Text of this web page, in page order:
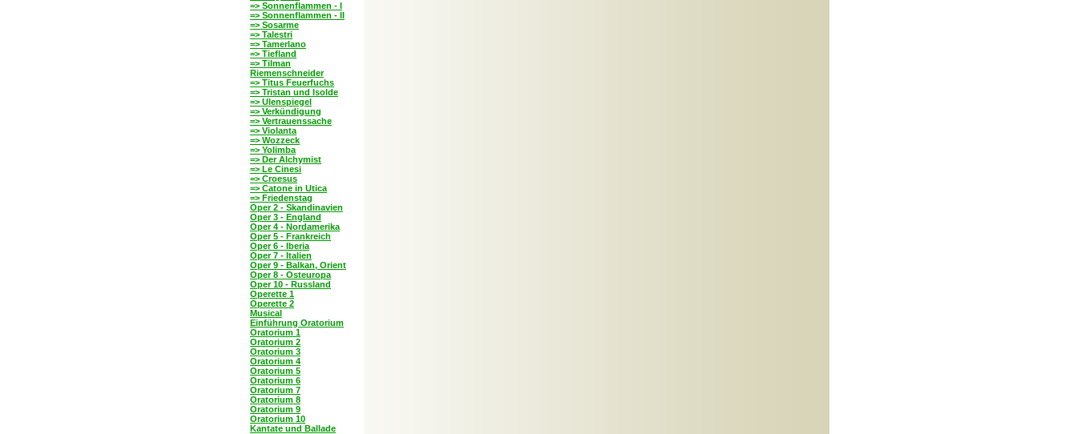
=> Sonnenflammen - I
=> Sonnenflammen - II
=> Sosarme
=> Talestri
=> Tamerlano
=> Tiefland
=> Tilman
Riemenschneider
=> Titus Feuerfuchs
=> Tristan und Isolde
=> Ulenspiegel
=> Verkündigung
=> Vertrauenssache
=> Violanta
=> Wozzeck
=> Yolimba
=> Der Alchymist
=> Le Cinesi
=> Croesus
=> Catone in Utica
=> Friedenstag
Oper 2 - Skandinavien
Oper 3 - England
Oper 4 - Nordamerika
Oper 5 - Frankreich
Oper 6 - Iberia
Oper 7 - Italien
Oper 9 - Balkan, Orient
Oper 8 - Osteuropa
Oper 10 - Russland
Operette 1
Operette 2
Musical
Einführung Oratorium
Oratorium 1
Oratorium 2
Oratorium 3
Oratorium 4
Oratorium 5
Oratorium 6
Oratorium 7
Oratorium 8
Oratorium 9
Oratorium 10
Kantate und Ballade